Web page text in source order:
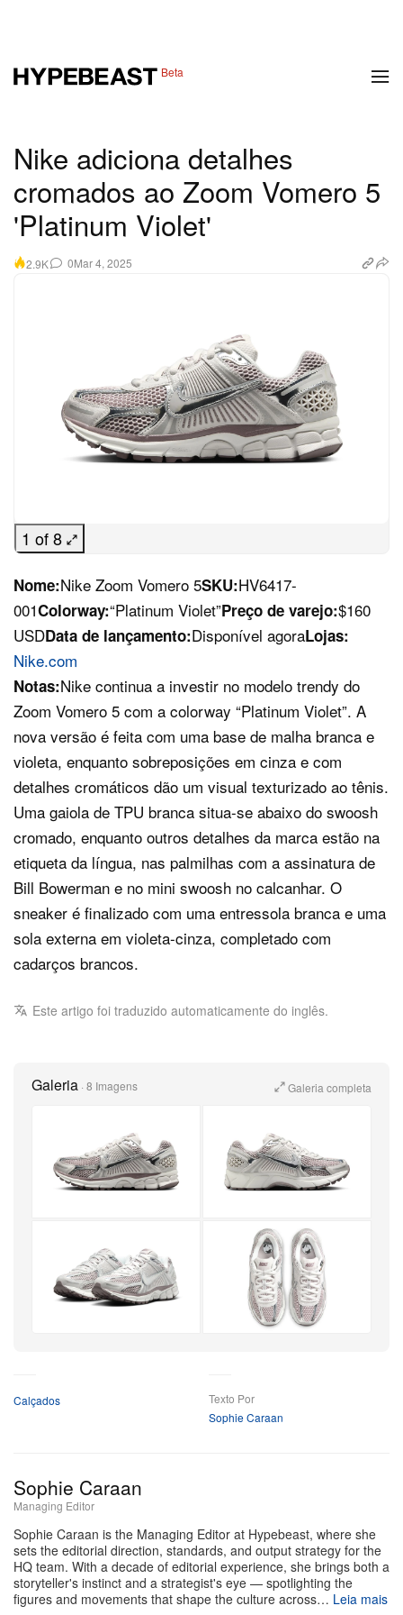
Beta
Nike adiciona detalhes
cromados ao Zoom Vomero 5
'Platinum Violet'
2.9K 0Mar 4, 2025
1 of 8
Nome:Nike Zoom Vomero 5SKU:HV6417-
001Colorway:“Platinum Violet”Preço de varejo:$160
USDData de lançamento:Disponível agoraLojas:
Nike.com
Notas:Nike continua a investir no modelo trendy do
Zoom Vomero 5 com a colorway “Platinum Violet”. A
nova versão é feita com uma base de malha branca e
violeta, enquanto sobreposições em cinza e com
detalhes cromáticos dão um visual texturizado ao tênis.
Uma gaiola de TPU branca situa-se abaixo do swoosh
cromado, enquanto outros detalhes da marca estão na
etiqueta da língua, nas palmilhas com a assinatura de
Bill Bowerman e no mini swoosh no calcanhar. O
sneaker é finalizado com uma entressola branca e uma
sola externa em violeta-cinza, completado com
cadarços brancos.
Este artigo foi traduzido automaticamente do inglês.
Galeria · 8 Imagens Galeria completa
Calçados
Texto Por
Sophie Caraan
Sophie Caraan
Managing Editor
Sophie Caraan is the Managing Editor at Hypebeast, where she
sets the editorial direction, standards, and output strategy for the
HQ team. With a decade of editorial experience, she brings both a
storyteller's instinct and a strategist's eye — spotlighting the
figures and movements that shape the culture across… Leia mais